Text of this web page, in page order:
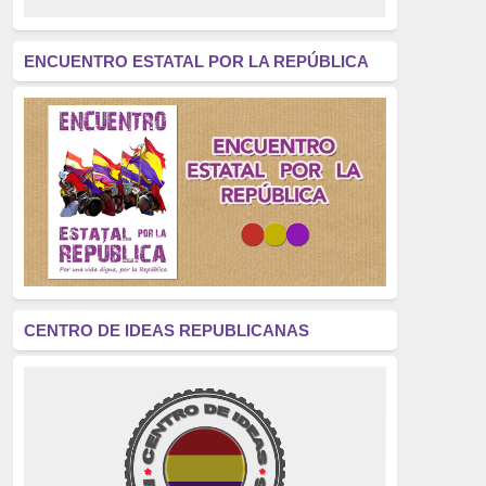
América Latina
(305)
Exhumación
(304)
Golpe de Estado
(304)
Brigadas Internacionales
(303)
pensamiento
(294)
Revisionismo
(289)
La Transición
(275)
educación pública
(270)
La Izquierda
(260)
ENCUENTRO ESTATAL POR LA REPÚBLICA
CENTRO DE IDEAS REPUBLICANAS